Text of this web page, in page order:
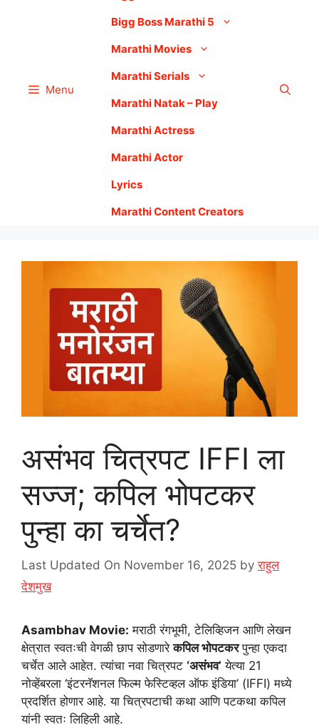
Menu
Bigg Boss Marathi 5
Marathi Movies
Marathi Serials
Marathi Natak – Play
Marathi Actress
Marathi Actor
Lyrics
Marathi Content Creators
असंभव चित्रपट IFFI ला
सज्ज; कपिल भोपटकर
पुन्हा का चर्चेत?
Last Updated On November 16, 2025 byराहुल
देशमुख
Asambhav Movie: मराठी रंगभूमी, टेलिव्हिजन आणि लेखन
क्षेत्रात स्वतःची वेगळी छाप सोडणारेकपिल भोपटकरपुन्हा एकदा
चर्चेत आले आहेत. त्यांचा नवा चित्रपट ‘असंभव’ येत्या 21
नोव्हेंबरला ‘इंटरनॅशनल फिल्म फेस्टिव्हल ऑफ इंडिया’ (IFFI) मध्ये
प्रदर्शित होणार आहे. या चित्रपटाची कथा आणि पटकथा कपिल
यांनी स्वतः लिहिली आहे.